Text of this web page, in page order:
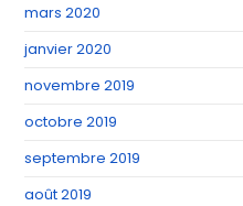
mars 2020
janvier 2020
novembre 2019
octobre 2019
septembre 2019
août 2019